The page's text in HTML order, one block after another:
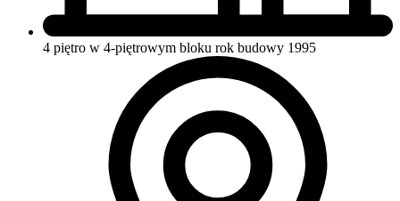
4 piętro w 4-piętrowym bloku rok budowy 1995